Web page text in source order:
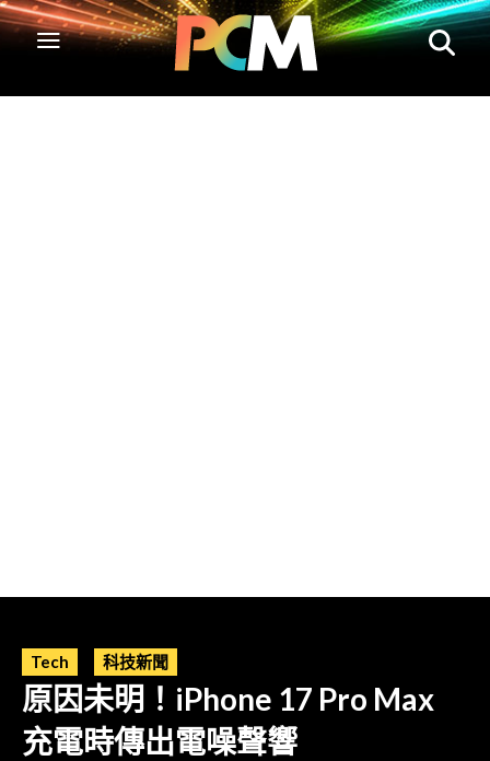
Tech 科技新聞
原因未明！iPhone 17 Pro Max
充電時傳出電噪聲響